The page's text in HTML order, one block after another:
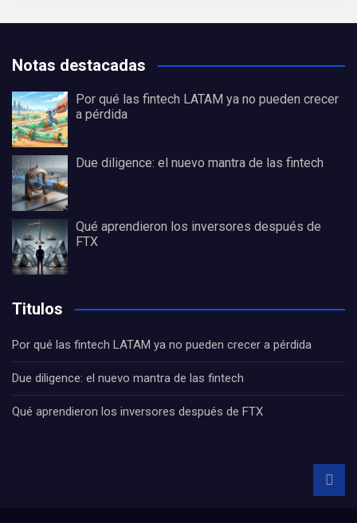
Notas destacadas
Por qué las fintech LATAM ya no pueden crecer
a pérdida
Due diligence: el nuevo mantra de las fintech
Qué aprendieron los inversores después de
FTX
Titulos
Por qué las fintech LATAM ya no pueden crecer a pérdida
Due diligence: el nuevo mantra de las fintech
Qué aprendieron los inversores después de FTX